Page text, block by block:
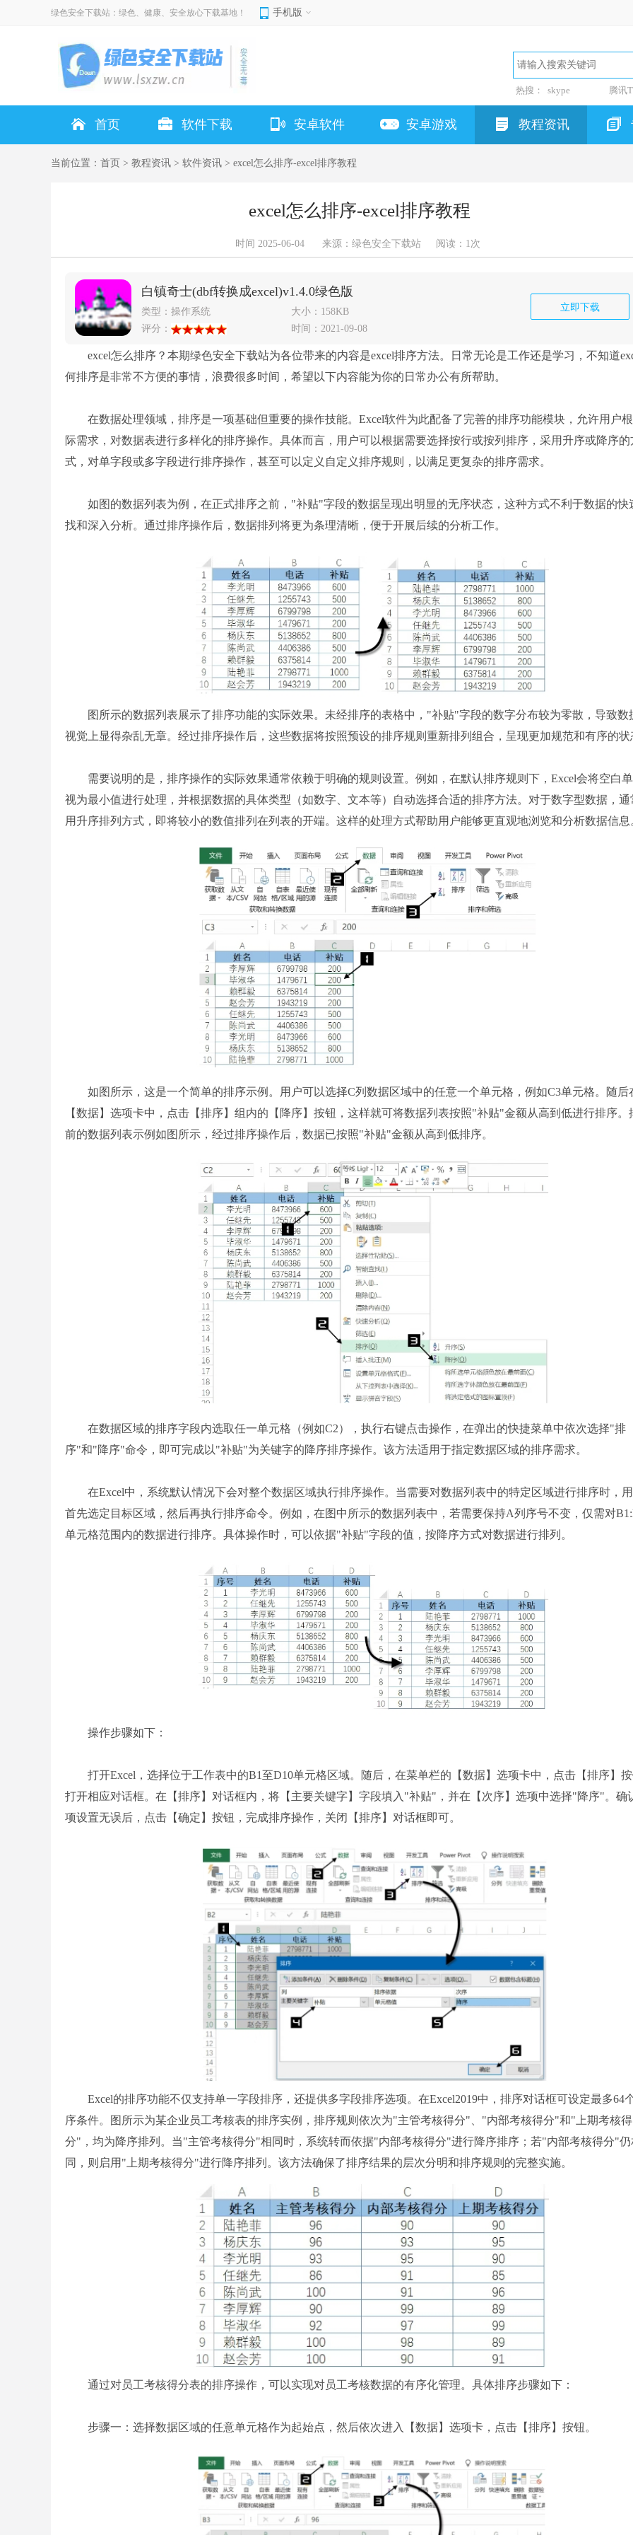
绿色安全下载站：绿色、健康、安全放心下载基地！ 手机版
热搜： skype 腾讯
首页 软件下载 安卓软件 安卓游戏 教程资讯
当前位置： 首页 > 教程资讯 > 软件资讯 > excel怎么排序-excel排序教程
excel怎么排序-excel排序教程
时间 2025-06-04 来源：绿色安全下载站 阅读： 1次
白镇奇士(dbf转换成excel)v1.4.0绿色版
类型： 操作系统
大小：158KB
评分：
时间： 2021-09-08
立即下载
excel怎么排序？本期绿色安全下载站为各位带来的内容是excel排序方法。日常无论是工作还是学习，不知道
何排序是非常不方便的事情，浪费很多时间，希望以下内容能为你的日常办公有所帮助。
在数据处理领域，排序是一项基础但重要的操作技能。Excel软件为此配备了完善的排序功能模块，允许用户
际需求，对数据表进行多样化的排序操作。具体而言，用户可以根据需要选择按行或按列排序，采用升序或降序的
式，对单字段或多字段进行排序操作，甚至可以定义自定义排序规则，以满足更复杂的排序需求。
如图的数据列表为例，在正式排序之前，"补贴"字段的数据呈现出明显的无序状态，这种方式不利于数据的快
找和深入分析。通过排序操作后，数据排列将更为条理清晰，便于开展后续的分析工作。
图所示的数据列表展示了排序功能的实际效果。未经排序的表格中，"补贴"字段的数字分布较为零散，导致数
视觉上显得杂乱无章。经过排序操作后，这些数据将按照预设的排序规则重新排列组合，呈现更加规范和有序的状
需要说明的是，排序操作的实际效果通常依赖于明确的规则设置。例如，在默认排序规则下，Excel会将空白
视为最小值进行处理，并根据数据的具体类型（如数字、文本等）自动选择合适的排序方法。对于数字型数据，通
用升序排列方式，即将较小的数值排列在列表的开端。这样的处理方式帮助用户能够更直观地浏览和分析数据信息
如图所示，这是一个简单的排序示例。用户可以选择C列数据区域中的任意一个单元格，例如C3单元格。随后
【数据】选项卡中，点击【排序】组内的【降序】按钮，这样就可将数据列表按照"补贴"金额从高到低进行排序。
前的数据列表示例如图所示，经过排序操作后，数据已按照"补贴"金额从高到低排序。
在数据区域的排序字段内选取任一单元格（例如C2），执行右键点击操作，在弹出的快捷菜单中依次选择"排
序"和"降序"命令，即可完成以"补贴"为关键字的降序排序操作。该方法适用于指定数据区域的排序需求。
在Excel中，系统默认情况下会对整个数据区域执行排序操作。当需要对数据列表中的特定区域进行排序时，
首先选定目标区域，然后再执行排序命令。例如，在图中所示的数据列表中，若需要保持A列序号不变，仅需对
单元格范围内的数据进行排序。具体操作时，可以依据"补贴"字段的值，按降序方式对数据进行排列。
操作步骤如下：
打开Excel，选择位于工作表中的B1至D10单元格区域。随后，在菜单栏的【数据】选项卡中，点击【排序】
打开相应对话框。在【排序】对话框内，将【主要关键字】字段填入"补贴"，并在【次序】选项中选择"降序"。确
项设置无误后，点击【确定】按钮，完成排序操作，关闭【排序】对话框即可。
Excel的排序功能不仅支持单一字段排序，还提供多字段排序选项。在Excel2019中，排序对话框可设定最多64
序条件。图所示为某企业员工考核表的排序实例，排序规则依次为"主管考核得分"、"内部考核得分"和"上期考核得
分"，均为降序排列。当"主管考核得分"相同时，系统转而依据"内部考核得分"进行降序排序；若"内部考核得分"仍
同，则启用"上期考核得分"进行降序排列。该方法确保了排序结果的层次分明和排序规则的完整实施。
通过对员工考核得分表的排序操作，可以实现对员工考核数据的有序化管理。具体排序步骤如下：
步骤一：选择数据区域的任意单元格作为起始点，然后依次进入【数据】选项卡，点击【排序】按钮。